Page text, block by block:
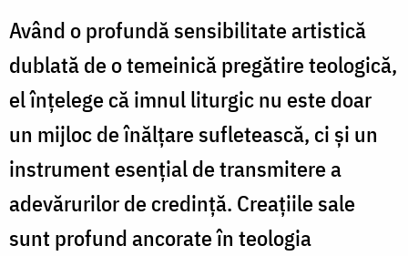
Având o profundă sensibilitate artistică
dublată de o temeinică pregătire teologică,
el înțelege că imnul liturgic nu este doar
un mijloc de înălțare sufletească, ci și un
instrument esențial de transmitere a
adevărurilor de credință. Creațiile sale
sunt profund ancorate în teologia